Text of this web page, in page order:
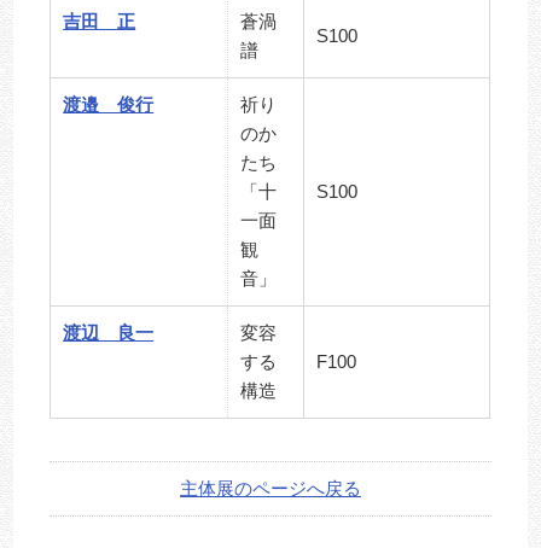
吉田 正
蒼渦
譜
S100
渡邉 俊行
祈り
のか
たち
「十
一面
観
音」
S100
渡辺 良一
変容
する
構造
F100
主体展のページへ戻る